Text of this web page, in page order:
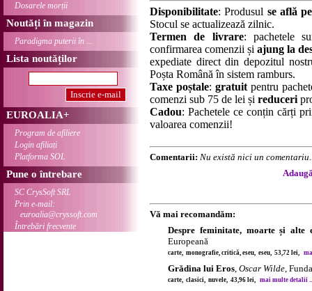
Dosarele morții
Noutăți în magazin
Paradigma puterii în ...
Lista noutăților
EUROALIA+
Program de afiliere
Login afiliați
Platforma SOL
Pune o întrebare
SC CrysSoft SRL
Prin e-mail:
euroalia@cryssoft.com
Întrebări frecvente
Disponibilitate: Produsul se află
Stocul se actualizează zilnic.
Termen de livrare: pachetele
confirmarea comenzii șiajung la
expediate direct din depozitul
Poșta Română în sistem ramburs.
Taxe poștale: gratuitpentru
comenzi sub 75 de lei și reduceri
Cadou: Pachetele ce conțin cărți
valoarea comenzii!
Comentarii: Nu există nici un
Vă mai recomandăm:
Despre feminitate, moarte și alte
Europeană
carte, monografie, critică, eseu, eseu, 53,72 lei,
Grădina lui Eros, Oscar Wilde,
carte, clasici, nuvele, 43,96 lei, mai multe detalii